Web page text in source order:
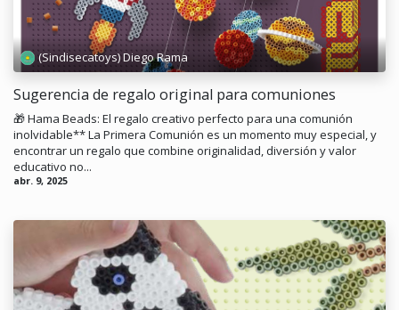
(Sindisecatoys) Diego Rama
Sugerencia de regalo original para comuniones
🎁 Hama Beads: El regalo creativo perfecto para una comunión
inolvidable** La Primera Comunión es un momento muy especial, y
encontrar un regalo que combine originalidad, diversión y valor
educativo no...
abr. 9, 2025